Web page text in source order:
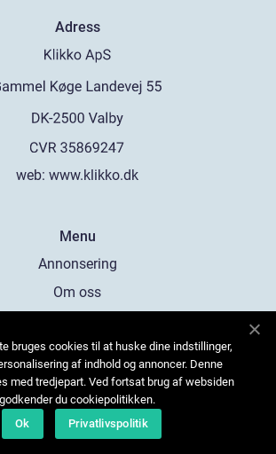
Adress
web: www.klikko.dk
Menu
Annonsering
Om oss
Kontakta oss
Sitemap
bruges cookies til at huske dine indstillinger,
af indhold og annoncer. Denne
med tredjepart. Ved fortsat brug af websiden
godkender du cookiepolitikken.
Ok
Privatlivspolitik